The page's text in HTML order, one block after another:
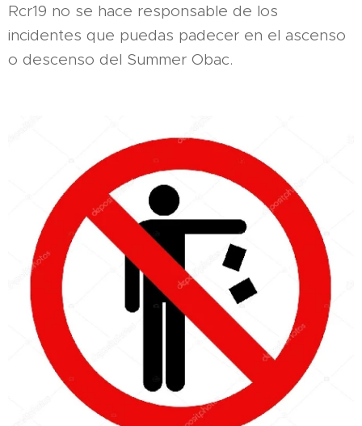
Rcr19 no se hace responsable de los
incidentes que puedas padecer en el ascenso
o descenso del Summer Obac.